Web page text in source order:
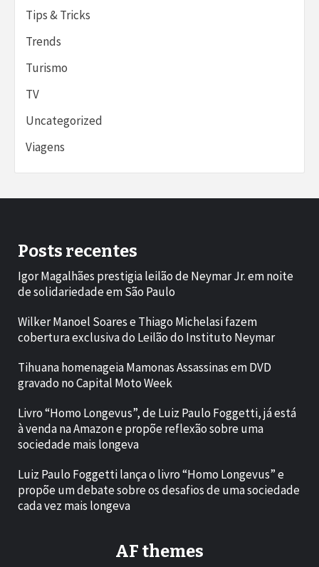
Tips & Tricks
Trends
Turismo
TV
Uncategorized
Viagens
Posts recentes
Igor Magalhães prestigia leilão de Neymar Jr. em noite
de solidariedade em São Paulo
Wilker Manoel Soares e Thiago Michelasi fazem
cobertura exclusiva do Leilão do Instituto Neymar
Tihuana homenageia Mamonas Assassinas em DVD
gravado no Capital Moto Week
Livro “Homo Longevus”, de Luiz Paulo Foggetti, já está
à venda na Amazon e propõe reflexão sobre uma
sociedade mais longeva
Luiz Paulo Foggetti lança o livro “Homo Longevus” e
propõe um debate sobre os desafios de uma sociedade
cada vez mais longeva
AF themes